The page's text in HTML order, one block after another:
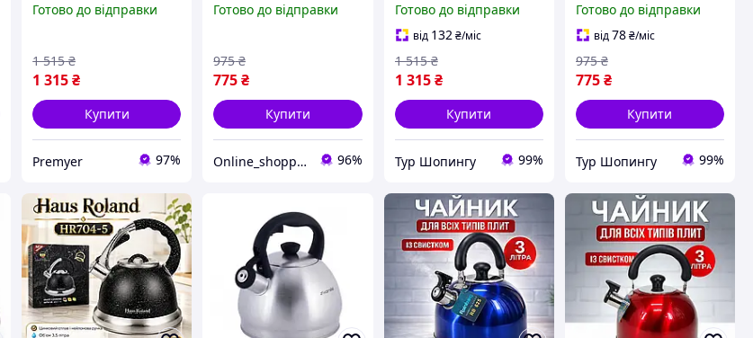
для індукції й газу,
багатошаровим дном і
свистком для плити
Готово до відправки
1 315₴
1 515 ₴
Купити
Premyer 97%
бакелітовою ручкою,
чайники з подвійним
дном об'єм 3 л
Готово до відправки
775₴
975 ₴
Купити
Online_shopping 96%
захистом від накипу,
гарні чайники з
гранітним покриттям і
бакелітовою ручкою
Готово до відправки
від 132 ₴/міс
1 315 ₴
1 515 ₴
Купити
Тур Шопингу 99%
фіксованою ручкою для
дому, Металеві
чайники з
багатошаровим дном
Готово до відправки
від78₴/міс
775₴
975 ₴
Купити
Тур Шопингу 99%